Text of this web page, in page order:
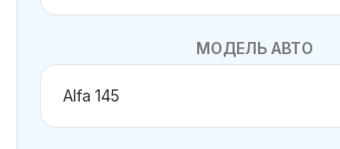
МОДЕЛЬ АВТО